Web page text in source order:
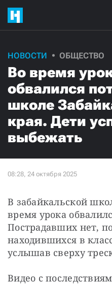
НОВОСТИ ОБЩЕСТВО
Во время
обвалился
школе
края. Дети
выбежать
В забайкальской
время урока
Пострадавших нет,
находившихся в
услышав сверху
Видео с